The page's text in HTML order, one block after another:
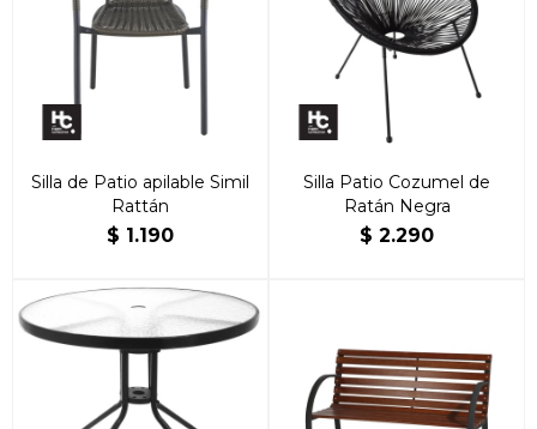
Silla de Patio apilable Simil
Rattán
$ 1.190
Silla Patio Cozumel de
Ratán Negra
$ 2.290